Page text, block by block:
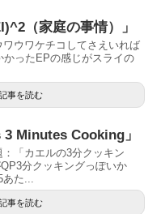
（家庭の事情）」
ウワケチコしてさえいれば
かったEPの感じがスライの
事を読む
3 Minutes Cooking」
「カエルの3分クッキン
分クッキングっぽいか
あた...
事を読む